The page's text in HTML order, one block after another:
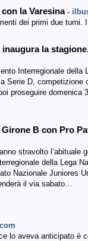
la Varesina -
dei primi due
la
Interregionale della
Serie D,
proseguire domenica
B con Pro
stravolto l’abituale
della Lega
Nazionale Juniores
il via sabato…
lo aveva anticipato è